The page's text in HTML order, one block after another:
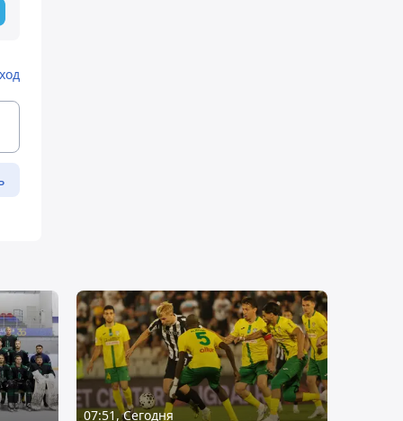
07:51, Сегодня